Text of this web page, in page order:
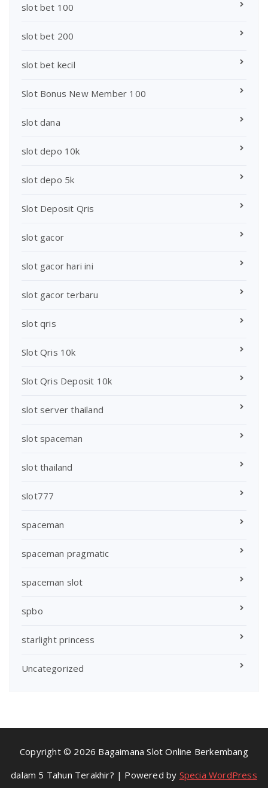
slot bet 100
slot bet 200
slot bet kecil
Slot Bonus New Member 100
slot dana
slot depo 10k
slot depo 5k
Slot Deposit Qris
slot gacor
slot gacor hari ini
slot gacor terbaru
slot qris
Slot Qris 10k
Slot Qris Deposit 10k
slot server thailand
slot spaceman
slot thailand
slot777
spaceman
spaceman pragmatic
spaceman slot
spbo
starlight princess
Uncategorized
Copyright © 2026 Bagaimana Slot Online Berkembang
dalam 5 Tahun Terakhir? | Powered by Specia WordPress